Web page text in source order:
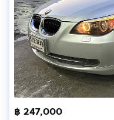
฿ 247,000